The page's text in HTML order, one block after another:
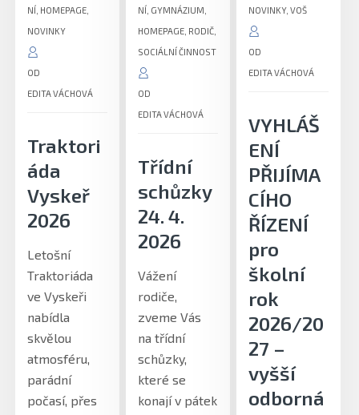
NÍ HOMEPAGE
NOVINKY
OD
EDITA VÁCHOVÁ
Traktori
áda
Vyskeř
2026
Letošní
Traktoriáda
ve Vyskeři
nabídla
skvělou
atmosféru,
parádní
počasí, přes
NÍ GYMNÁZIUM
HOMEPAGE RODIČ
SOCIÁLNÍ ČINNOST
OD
EDITA VÁCHOVÁ
Třídní
schůzky
24. 4.
2026
Vážení
rodiče,
zveme Vás
na třídní
schůzky,
které se
konají v pátek
NOVINKY,VOŠ
OD
EDITA VÁCHOVÁ
VYHLÁŠ
ENÍ
PŘIJÍMA
CÍHO
ŘÍZENÍ
pro
školní
rok
2026/20
27 –
vyšší
odborná